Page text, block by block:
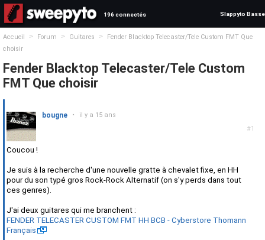
196 connectés Slappyto Basse
Accueil > Forum > Guitares >
Fender Blacktop Telecaster/Tele Custom FMT Que
choisir
Fender Blacktop Telecaster/Tele Custom
FMT Que choisir
#1
bougne • il y a 15 ans
Coucou !
Je suis à la recherche d'une nouvelle gratte à chevalet fixe, en HH
pour du son typé gros Rock-Rock Alternatif (on s'y perds dans tout
ces genres).
J'ai deux guitares qui me branchent :
FENDER TELECASTER CUSTOM FMT HH BCB - Cyberstore Thomann
Français